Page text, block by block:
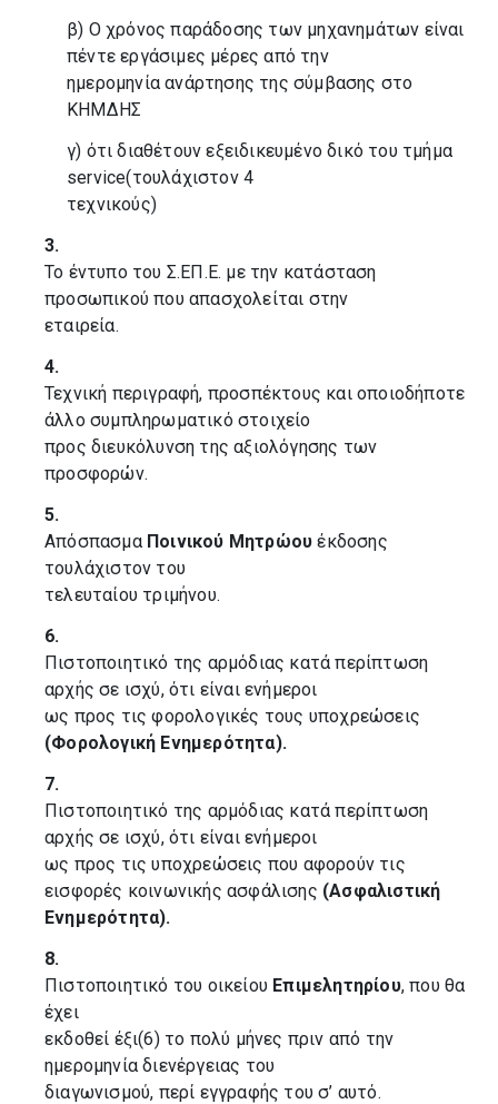
β) Ο χρόνος παράδοσης των μηχανημάτων είναι
πέντε εργάσιμες μέρες από την
ημερομηνία ανάρτησης της σύμβασης στο
ΚΗΜΔΗΣ
γ) ότι διαθέτουν εξειδικευμένο δικό του τμήμα
service(τουλάχιστον 4
τεχνικούς)
3.
Το έντυπο του Σ.ΕΠ.Ε. με την κατάσταση
προσωπικού που απασχολείται στην
εταιρεία.
4.
Τεχνική περιγραφή, προσπέκτους και οποιοδήποτε
άλλο συμπληρωματικό στοιχείο
προς διευκόλυνση της αξιολόγησης των
προσφορών.
5.
Απόσπασμα Ποινικού Μητρώου έκδοσης
τουλάχιστον του
τελευταίου τριμήνου.
6.
Πιστοποιητικό της αρμόδιας κατά περίπτωση
αρχής σε ισχύ, ότι είναι ενήμεροι
ως προς τις φορολογικές τους υποχρεώσεις
(Φορολογική Ενημερότητα).
7.
Πιστοποιητικό της αρμόδιας κατά περίπτωση
αρχής σε ισχύ, ότι είναι ενήμεροι
ως προς τις υποχρεώσεις που αφορούν τις
εισφορές κοινωνικής ασφάλισης (Ασφαλιστική
Ενημερότητα).
8.
Πιστοποιητικό του οικείου Επιμελητηρίου, που θα
έχει
εκδοθεί έξι(6) το πολύ μήνες πριν από την
ημερομηνία διενέργειας του
διαγωνισμού, περί εγγραφής του σ’ αυτό.